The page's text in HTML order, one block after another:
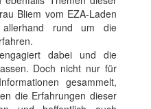
Bliem vom EZA-Laden
rund um die
dabei und die
Doch nicht nur für
gesammelt,
die Erfahrungen dieser